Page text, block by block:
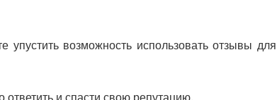
возможность использовать отзывы для
и спасти свою репутацию.